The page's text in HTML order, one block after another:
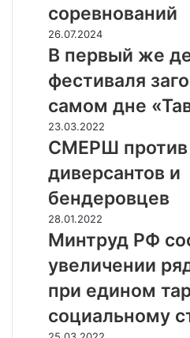
к
и
й
с
п
о
р
т
с
э
к
о
н
о
м
л
б
л
соревнований
В
п
р
в
ы
й
ж
е
д
е
н
ь
ф
е
т
и
в
26.07.2024
В первый же
фестиваля
самом дне
С
М
Р
Ш
п
р
о
т
и
в
к
23.03.2022
СМЕРШ против
диверсантов и
бендеровцев
М
и
т
р
д
Р
28.01.2022
Минтруд РФ
увеличении
при едином
социальному